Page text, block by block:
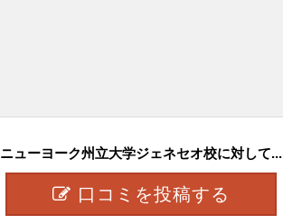
ニューヨーク州立大学ジェネセオ校に対して...
口コミを投稿する